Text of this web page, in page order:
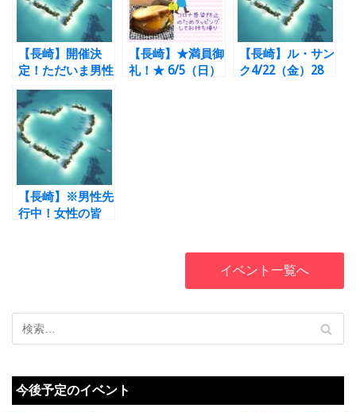
【長崎】開催決
定！ただいま男性
先行中♪女性の方
募集！ル・サンク
6/11（土）28～
43才 婚活Party
開催します☆
【長崎】★満員御
礼！★ 6/5（日）
【長崎】ル・サン
ク4/22（金）28
【長崎】※男性先
行中！女性の皆
☆
イベント一覧へ
今後予定のイベント